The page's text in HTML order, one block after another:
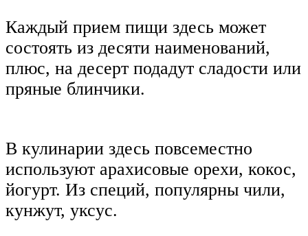
Каждый прием пищи здесь может
состоять из десяти наименований,
плюс, на десерт подадут сладости или
пряные блинчики.
В кулинарии здесь повсеместно
используют арахисовые орехи, кокос,
йогурт. Из специй, популярны чили,
кунжут, уксус.